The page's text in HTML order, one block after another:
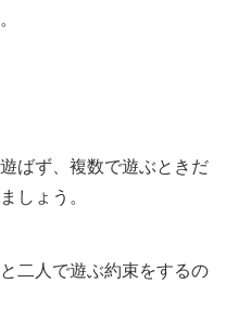
ばず、複数で遊ぶときだ
しょう。
二人で遊ぶ約束をするの